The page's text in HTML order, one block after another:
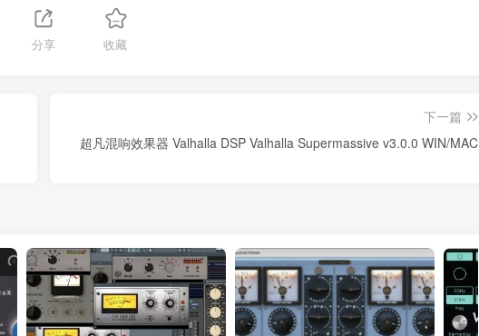
分享 收藏
下一篇
超凡混响效果器 Valhalla DSP Valhalla Supermassive v3.0.0 WIN/MAC